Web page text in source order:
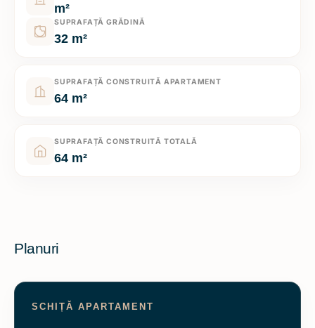
m²
SUPRAFAȚĂ GRĂDINĂ
32 m²
SUPRAFAȚĂ CONSTRUITĂ APARTAMENT
64 m²
SUPRAFAȚĂ CONSTRUITĂ TOTALĂ
64 m²
Planuri
SCHIȚĂ APARTAMENT